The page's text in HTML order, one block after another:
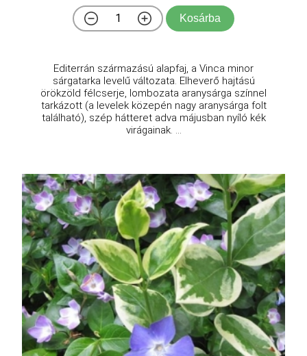
Kosárba
Editerrán származású alapfaj, a Vinca minor
sárgatarka levelű változata. Elheverő hajtású
örökzöld félcserje, lombozata aranysárga színnel
tarkázott (a levelek közepén nagy aranysárga folt
található), szép hátteret adva májusban nyíló kék
virágainak. ...